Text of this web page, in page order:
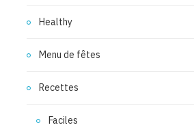
Healthy
Menu de fêtes
Recettes
Faciles